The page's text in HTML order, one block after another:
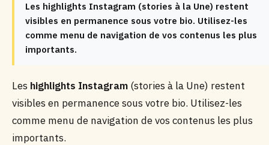
Les highlights Instagram (stories à la Une) restent
visibles en permanence sous votre bio. Utilisez-les
comme menu de navigation de vos contenus les plus
importants.
Les highlights Instagram (stories à la Une) restent
visibles en permanence sous votre bio. Utilisez-les
comme menu de navigation de vos contenus les plus
importants.